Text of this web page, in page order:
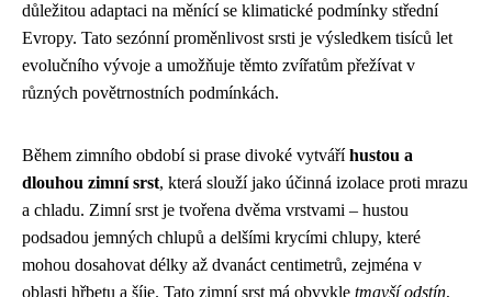
důležitou adaptaci na měnící se klimatické podmínky střední
Evropy. Tato sezónní proměnlivost srsti je výsledkem tisíců let
evolučního vývoje a umožňuje těmto zvířatům přežívat v
různých povětrnostních podmínkách.
Během zimního období si prase divoké vytváříhustou a
dlouhou zimní srst, která slouží jako účinná izolace proti mrazu
a chladu. Zimní srst je tvořena dvěma vrstvami – hustou
podsadou jemných chlupů a delšími krycími chlupy, které
mohou dosahovat délky až dvanáct centimetrů, zejména v
oblasti hřbetu a šíje. Tato zimní srst má obvykle tmavší odstín,